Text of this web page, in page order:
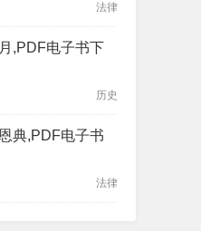
法律
,PDF电子书下
历史
典,PDF电子书
法律